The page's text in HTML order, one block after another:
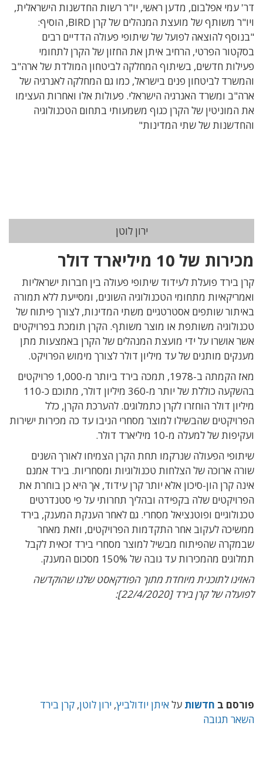
דר' עמי אפלבום, מדען ראשי, יו"ר רשות החדשנות הישראלית,
ויו"ר משותף של מועצת המנהלים של קרן BIRD, הוסיף:
"בנוסף להוצאה לפועל של שיתופי פעולה הדדיים רבים
בסקטור הפרטי, הרחיב איתן את החזון של הקרן לתחומי
פעילות חדשים, בשיתוף המחלקה לביטחון המולדת של ארה"ב
והמשרד לביטחון פנים בישראל, כמו גם המחלקה לאנרגיה של
ארה"ב ומשרד האנרגיה הישראלי. פעולות אלו ואחרות העצימו
את המוניטין של הקרן כגוף משמעותי בתחום הטכנולוגיה
והחדשנות של שתי המדינות"
ירון לוטן
מכירות של 10 מיליארד דולר
קרן בירד פועלת לעידוד שיתופי פעולה בין חברות ישראליות
ואמריקאיות מתחומי הטכנולוגיה השונים, ומסייעת ללא תמורה
באיתור שותפים אסטרטגיים משתי המדינות, לצורך פיתוח של
טכנולוגיה משותפת או מוצר משותף. הקרן תומכת בפרויקטים
אשר אושרו על ידי מועצת המנהלים של הקרן באמצעות מתן
מענקים מותנים של עד מיליון דולר לצורך מימוש הפרויקט.
מאז הקמתה ב-1978, תמכה בירד ביותר מ-1,000 פרויקטים
בהשקעה כוללת של יותר מ-360 מיליון דולר, מתוכם כ-110
מיליון דולר הוחזרו לקרן כתמלוגים. להערכת הקרן, כלל
הפרויקטים שהבשילו למוצר מסחרי הניבו עד כה מכירות ישירות
ועקיפות של למעלה מ-10 מיליארד דולר.
שיתופי הפעולה שנרקמו תחת הקרן הצמיחו לאורך השנים
שורה ארוכה של הצלחות טכנולוגיות ומסחריות. בירד אמנם
אינה קרן הון-סיכון אלא יותר קרן עידוד, אך היא כן בוחרת את
הפרויקטים שלה בקפידה ובהליך תחרותי על פי סטנדרטים
טכנולוגיים ופוטנציאל מסחרי. גם לאחר הענקת המענק, בירד
ממשיכה לעקוב אחר התקדמות הפרויקטים, וזאת מאחר
שבמקרה שהפיתוח מבשיל למוצר מסחרי בירד זכאית לקבל
תמלוגים מהמכירות עד גובה של 150% מסכום המענק.
האזינו לתוכנית מיוחדת מתוך הפודקאסט שלנו שהוקדשה
לפועלה של קרן בירד [22/4/2020]:
פורסם ב חדשות עלאיתן יודולביץ, ירון לוטן, קרן בירד
השאר תגובה